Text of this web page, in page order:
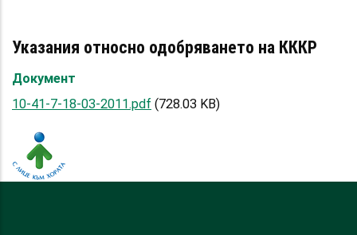
Указания относно одобряването на КККР
Документ
10-41-7-18-03-2011.pdf (728.03 KB)